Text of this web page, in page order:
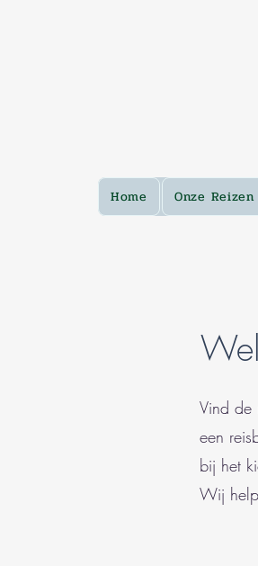
Home Onze Reizen
Vind de
een
bij het
Wij